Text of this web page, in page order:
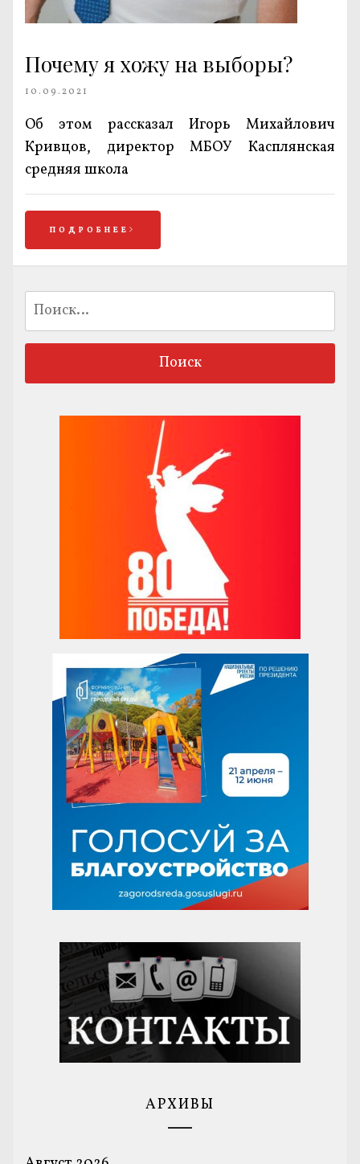
Почему я хожу на выборы?
10.09.2021
Об этом рассказал Игорь Михайлович
Кривцов, директор МБОУ Касплянская
средняя школа
ПОДРОБНЕЕ
Найти:
АРХИВЫ